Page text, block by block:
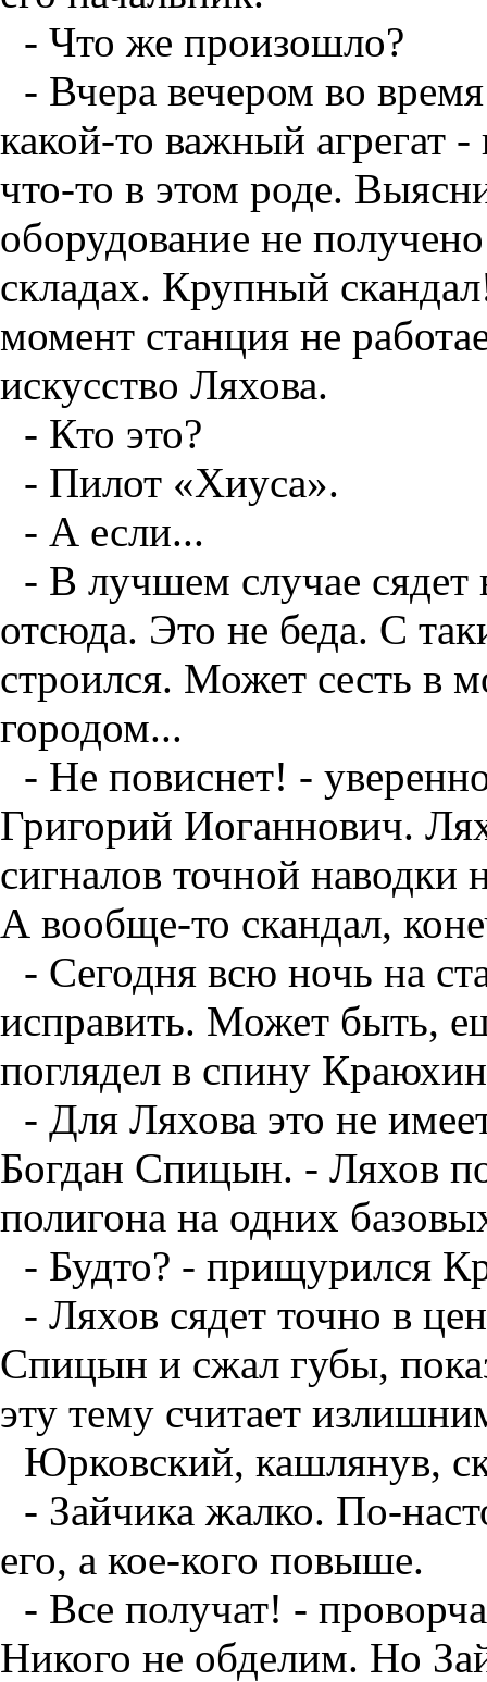
- Что же произошло?
- Вчера вечером во
какой-то важный агрегат
что-то в этом роде.
оборудование не
складах. Крупный
момент станция не
искусство Ляхова.
- Кто это?
- Пилот «Хиуса».
- А если...
- В лучшем случае сядет
отсюда. Это не беда. С
строился. Может сесть в
городом...
- Не повиснет! -
Григорий Иоганнович.
сигналов точной наводки
А вообще-то скандал,
- Сегодня всю ночь на
исправить. Может быть,
поглядел в спину
- Для Ляхова это не
Богдан Спицын. - Ляхов
полигона на одних
- Будто? - прищурился
- Ляхов сядет точно в
Спицын и сжал губы,
эту тему считает
Юрковский, кашлянув,
- Зайчика жалко. По-
его, а кое-кого повыше.
- Все получат! -
Никого не обделим. Но